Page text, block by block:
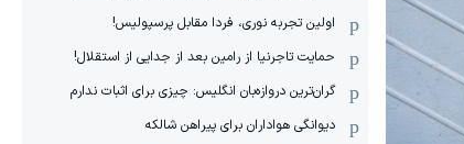
اولین تجربه نوری، فردا مقابل پرسپولیس!
حمایت تاجرنیا از رامین بعد از جدایی از استقلال!
گران‌ترین دروازه‌بان انگلیس: چیزی برای اثبات ندارم
دیوانگی هواداران برای پیراهن شالکه